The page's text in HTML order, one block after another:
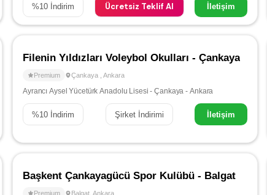
%10 İndirim Ücretsiz Teklif Al İletişim
Filenin Yıldızları Voleybol Okulları - Çankaya
Premium Çankaya Ankara
Ayrancı Aysel Yücetürk Anadolu Lisesi - Çankaya - Ankara
%10 İndirim Şirket İndirimi İletişim
Başkent Çankayagücü Spor Kulübü - Balgat
Premium Balgat Ankara